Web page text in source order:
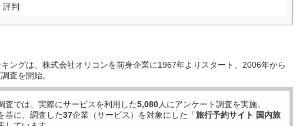
判
ングは、株式会社オリコンを前身企業に1967年よりスタート。2006年から
査を開始。
査では、実際にサービスを利用した5,080人にアンケート調査を実施。
基に、調査した37企業（サービス）を対象にした「旅行予約サイト 国内旅